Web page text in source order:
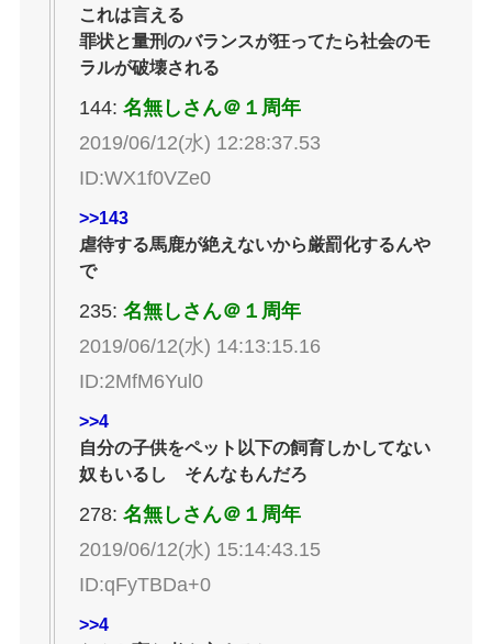
これは言える
罪状と量刑のバランスが狂ってたら社会のモ
ラルが破壊される
144: 名無しさん＠１周年
2019/06/12(水) 12:28:37.53
ID:WX1f0VZe0
>>143
虐待する馬鹿が絶えないから厳罰化するんや
で
235: 名無しさん＠１周年
2019/06/12(水) 14:13:15.16
ID:2MfM6Yul0
>>4
自分の子供をペット以下の飼育しかしてない
奴もいるし そんなもんだろ
278: 名無しさん＠１周年
2019/06/12(水) 15:14:43.15
ID:qFyTBDa+0
>>4